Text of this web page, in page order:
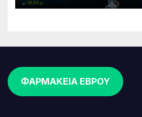
ΦΑΡΜΑΚΕΙΑ ΕΒΡΟΥ